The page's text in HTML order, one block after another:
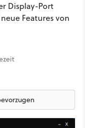
Display-Port
Features von